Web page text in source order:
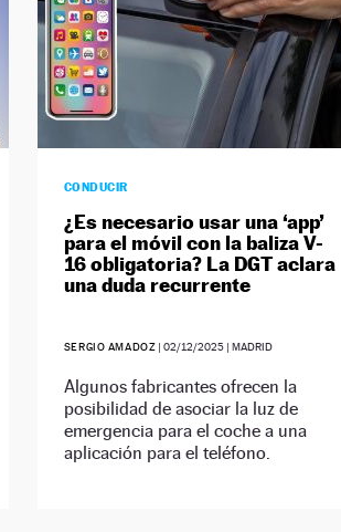
CONDUCIR
¿Es necesario usar una ‘app’
para el móvil con la baliza V-
16 obligatoria? La DGT aclara
una duda recurrente
SERGIO AMADOZ |02/12/2025 | MADRID
Algunos fabricantes ofrecen la
posibilidad de asociar la luz de
emergencia para el coche a una
aplicación para el teléfono.